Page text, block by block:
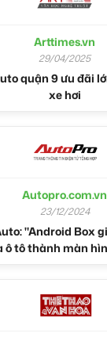
Arttimes.vn
29/04/2025
quận 9 ưu đãi
xe hơi
Autopro.com.vn
23/12/2024
"Android Box
ô tô thành màn